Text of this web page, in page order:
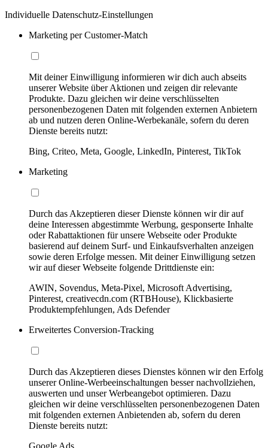
Individuelle Datenschutz-Einstellungen
Marketing per Customer-Match
Mit deiner Einwilligung informieren wir dich auch abseits
unserer Website über Aktionen und zeigen dir relevante
Produkte. Dazu gleichen wir deine verschlüsselten
personenbezogenen Daten mit folgenden externen Anbietern
ab und nutzen deren Online-Werbekanäle, sofern du deren
Dienste bereits nutzt:
Bing, Criteo, Meta, Google, LinkedIn, Pinterest, TikTok
Marketing
Durch das Akzeptieren dieser Dienste können wir dir auf
deine Interessen abgestimmte Werbung, gesponserte Inhalte
oder Rabattaktionen für unsere Webseite oder Produkte
basierend auf deinem Surf- und Einkaufsverhalten anzeigen
sowie deren Erfolge messen. Mit deiner Einwilligung setzen
wir auf dieser Webseite folgende Drittdienste ein:
AWIN, Sovendus, Meta-Pixel, Microsoft Advertising,
Pinterest, creativecdn.com (RTBHouse), Klickbasierte
Produktempfehlungen, Ads Defender
Erweitertes Conversion-Tracking
Durch das Akzeptieren dieses Dienstes können wir den Erfolg
unserer Online-Werbeeinschaltungen besser nachvollziehen,
auswerten und unser Werbeangebot optimieren. Dazu
gleichen wir deine verschlüsselten personenbezogenen Daten
mit folgenden externen Anbietenden ab, sofern du deren
Dienste bereits nutzt:
Google Ads